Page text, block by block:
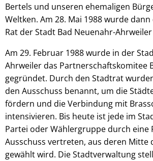
Bertels und unseren ehemaligen
Weltken. Am 28. Mai 1988 wurde
Rat der Stadt Bad Neuenahr-
Am 29. Februar 1988 wurde in der
Ahrweiler das Partnerschaftskomitee
gegründet. Durch den Stadtrat
den Ausschuss benannt, um die
fördern und die Verbindung mit
intensivieren. Bis heute ist jede im
Partei oder Wählergruppe durch eine
Ausschuss vertreten, aus deren Mitte
gewählt wird. Die Stadtverwaltung